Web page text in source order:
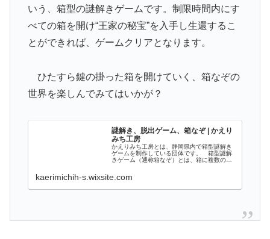
いう、箱型の謎解きゲームです。制限時間内にす
べての箱を開け“王家の秘宝”を入手し生還するこ
とができれば、ゲームクリアとなります。
ひたすら鍵の掛った箱を開けていく、箱なぞの
世界を楽しんでみてはいかが？
謎解き、脱出ゲーム、箱なぞ | かえり
みち工房
かえりみち工房とは、静岡県内で箱型謎解き
ゲームを制作している団体です。 箱型謎解
きゲーム（通称箱なぞ）とは、箱に複数の鍵
謎解きゲームです。
kaerimichih-s.wixsite.com